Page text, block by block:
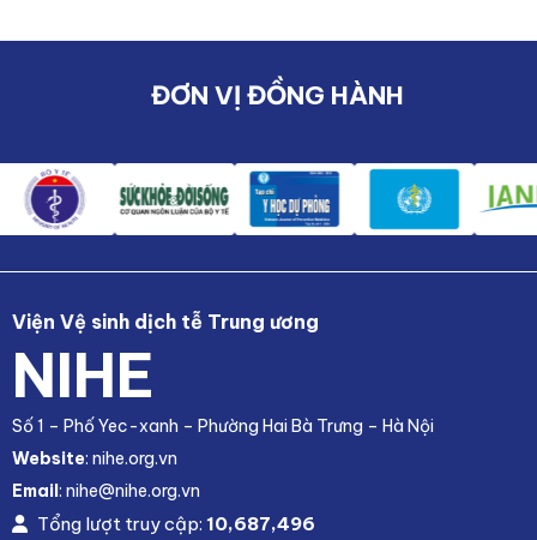
ĐƠN VỊ ĐỒNG HÀNH
Viện Vệ sinh dịch tễ Trung ương
NIHE
Số 1 – Phố Yec-xanh – Phường Hai Bà Trưng – Hà Nội
Website: nihe.org.vn
Email: nihe@nihe.org.vn
Tổng lượt truy cập: 10,687,496